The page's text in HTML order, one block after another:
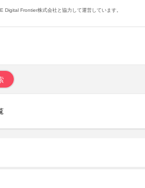
Frontier株式会社と協力して運営しています。